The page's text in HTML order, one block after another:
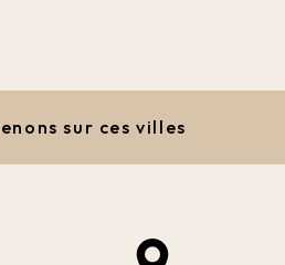
sur ces villes